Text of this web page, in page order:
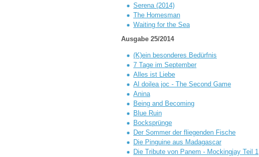
Serena (2014)
The Homesman
Waiting for the Sea
Ausgabe 25/2014
(K)ein besonderes Bedürfnis
7 Tage im September
Alles ist Liebe
Al doilea joc - The Second Game
Anina
Being and Becoming
Blue Ruin
Bocksprünge
Der Sommer der fliegenden Fische
Die Pinguine aus Madagascar
Die Tribute von Panem - Mockingjay Teil 1